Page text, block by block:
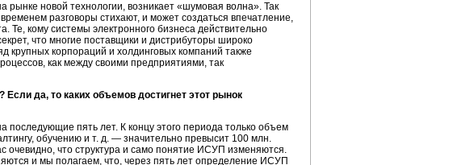
рынке новой технологии, возникает «шумовая волна». Так
разговоры стихают, и может создаться впечатление,
кому системы электронного бизнеса действительно
что многие поставщики и дистрибуторы широко
крупных корпораций и холдинговых компаний также
как между своими предприятиями, так
да, то каких объемов достигнет этот рынок
последующие пять лет. К концу этого периода только объем
обучению и т. д. — значительно превысит 100 млн.
очевидно, что структура и само понятие ИСУП изменяются.
и мы полагаем, что, через пять лет определение ИСУП